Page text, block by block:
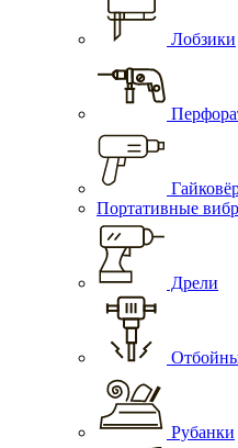
Лобзики
Портативные
Дрели
Рубанки